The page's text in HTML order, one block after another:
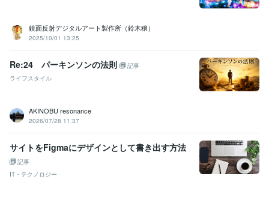
鏡面反射デジタルアート製作所（鈴木穣）
2025/10/01 13:25
Re:24 パーキンソンの法則
記事
ライフスタイル
AKINOBU resonance
2026/07/28 11:37
サイトをFigmaにデザインとして書き出す方法
記事
IT・テクノロジー